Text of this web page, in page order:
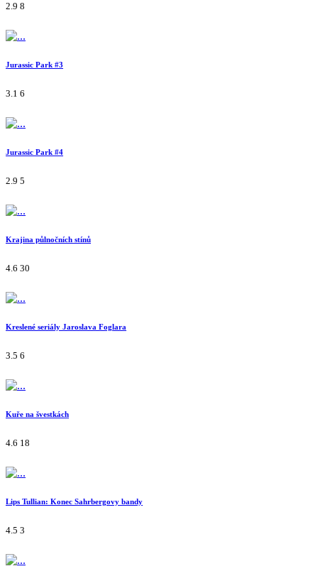
2.9 8
Jurassic Park #3
3.1 6
Jurassic Park #4
2.9 5
Krajina půlnočních stínů
4.6 30
Kreslené seriály Jaroslava Foglara
3.5 6
Kuře na švestkách
4.6 18
Lips Tullian: Konec Sahrbergovy bandy
4.5 3